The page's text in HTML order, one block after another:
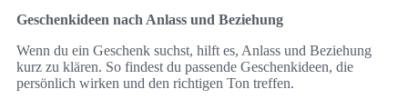
Geschenkideen nach Anlass und Beziehung
Wenn du ein Geschenk suchst, hilft es, Anlass und Beziehung
kurz zu klären. So findest du passende Geschenkideen, die
persönlich wirken und den richtigen Ton treffen.